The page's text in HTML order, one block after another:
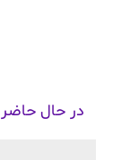
در حال